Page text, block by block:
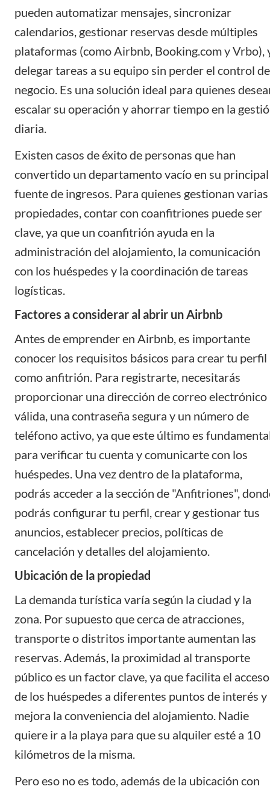
pueden automatizar mensajes,sincronizar
calendarios, gestionar reservas desde múltiples
plataformas (como Airbnb, Booking.comy Vrbo),
delegar tareas a su equiposin perder el control
negocio. Es una solución ideal para quienes
escalar su operación y ahorrar tiempo en la
diaria.
Existen casos de éxito de personas que han
convertido un departamento vacío en su principal
fuente de ingresos. Para quienes gestionan varias
propiedades, contar con coanfitriones puede ser
clave, ya que un coanfitrión ayuda en la
administración del alojamiento, la comunicación
con los huéspedes y la coordinación de tareas
logísticas.
Factores a considerar al abrir un Airbnb
Antes de emprender en Airbnb, es importante
conocer los requisitos básicos para crear tu perfil
como anfitrión. Para registrarte, necesitarás
proporcionar una dirección de correo electrónico
válida, una contraseña segura y un número de
teléfono activo, ya que este último es
para verificar tu cuenta y comunicarte con los
huéspedes. Una vez dentro de la plataforma,
podrás acceder a la sección de "Anfitriones",
podrás configurar tu perfil, crear y gestionar tus
anuncios, establecer precios, políticas de
cancelación y detalles del alojamiento.
Ubicación de la propiedad
La demanda turística varía según la ciudad y la
zona. Por supuesto que cerca de atracciones,
transporte o distritos importante aumentan las
reservas. Además, la proximidad al transporte
público es un factor clave, ya que facilita el acceso
de los huéspedes a diferentes puntos de interés y
mejora la conveniencia del alojamiento. Nadie
quiere ir a la playa para que su alquiler esté a 10
kilómetros de la misma.
Pero eso no es todo, además de la ubicación con